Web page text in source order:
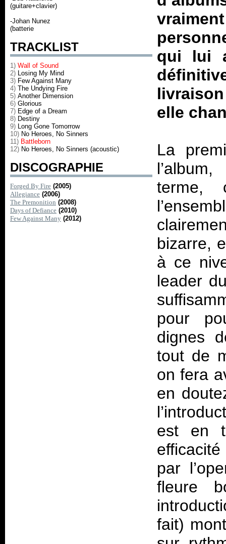
(guitare+clavier)
-Johan Nunez
(batterie
TRACKLIST
1) Wall of Sound
2) Losing My Mind
3) Few Against Many
4) The Undying Fire
5) Another Dimension
6) Glorious
7) Edge of a Dream
8) Destiny
9) Long Gone Tomorrow
10) No Heroes, No Sinners
11) Battleborn
12) No Heroes, No Sinners (acoustic)
DISCOGRAPHIE
Forged By Fire (2005)
Allegiance (2006)
The Premonition (2008)
Days of Defiance (2010)
Few Against Many (2012)
qui lui
elle
La
terme,
bizarre,
à ce
leader
pour
dignes
tout de
on fera
en
est en
par
fleure
fait)